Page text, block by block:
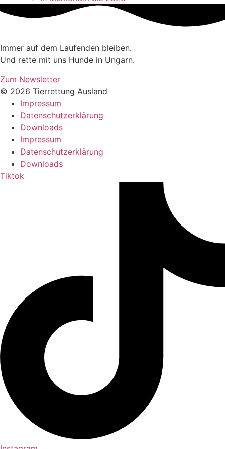
Immer auf dem Laufenden bleiben.
Und rette mit uns Hunde in Ungarn.
Zum Newsletter
© 2026 Tierrettung Ausland
Impressum
Datenschutzerklärung
Downloads
Impressum
Datenschutzerklärung
Downloads
Tiktok